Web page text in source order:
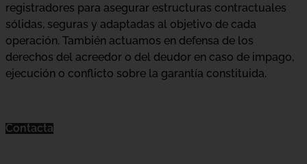
registradores para asegurar estructuras contractuales
sólidas, seguras y adaptadas al objetivo de cada
operación. También actuamos en defensa de los
derechos del acreedor o del deudor en caso de impago,
ejecución o conflicto sobre la garantía constituida.
Contacta